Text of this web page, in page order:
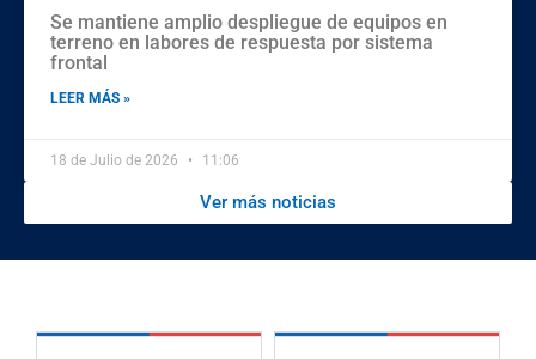
Se mantiene amplio despliegue de equipos en
terreno en labores de respuesta por sistema
frontal
LEER MÁS »
18 de Julio de 2026 11:06
Ver más noticias